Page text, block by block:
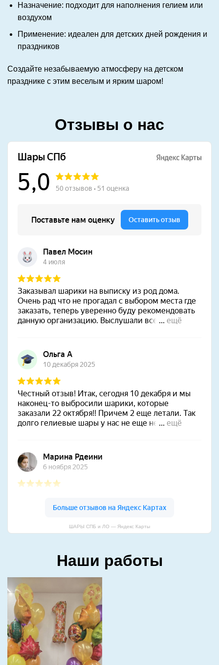
Назначение: подходит для наполнения гелием или
воздухом
Применение: идеален для детских дней рождения и
праздников
Создайте незабываемую атмосферу на детском
празднике с этим веселым и ярким шаром!
Отзывы о нас
ШАРЫ СПБ и ЛО — Яндекс Карты
Наши работы